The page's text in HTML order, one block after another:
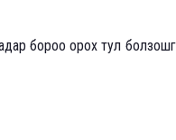
бороо орох тул болзошгүй